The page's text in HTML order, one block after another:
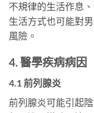
不規律的生活作息
生活方式也可能對
風險。
4. 醫學疾病病因
4.1 前列腺炎
前列腺炎可能引起